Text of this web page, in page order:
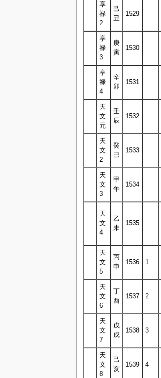
享
禄
2
己
丑
1529
享
禄
3
庚
寅
1530
享
禄
4
辛
卯
1531
天
文
元
壬
辰
1532
天
文
2
癸
巳
1533
天
文
3
甲
午
1534
天
文
4
乙
未
1535
天
文
5
丙
申
1536 1
天
文
6
丁
酉
1537 2
天
文
7
戊
戌
1538 3
天
文
8
己
亥
1539 4